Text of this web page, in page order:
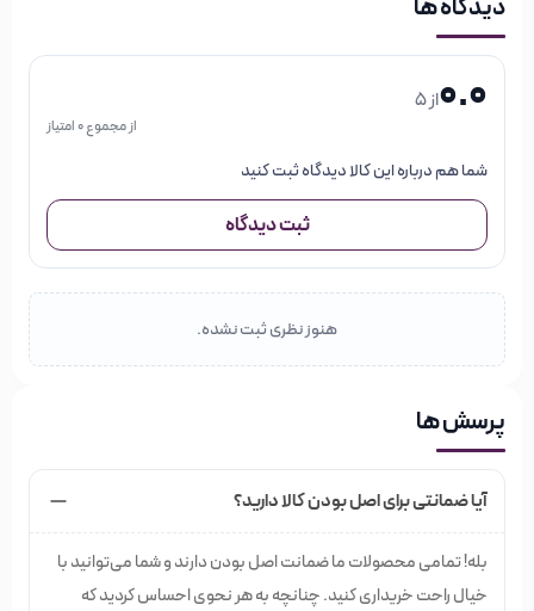
دیدگاه ها
0.0از 5
از مجموع 0 امتیاز
شما هم درباره این کالا دیدگاه ثبت کنید
ثبت دیدگاه
هنوز نظری ثبت نشده.
پرسش ها
آیا ضمانتی برای اصل بودن کالا دارید؟
بله! تمامی محصولات ما ضمانت اصل بودن دارند و شما می‌توانید با
خیال راحت خریداری کنید. چنانچه به هر نحوی احساس کردید که